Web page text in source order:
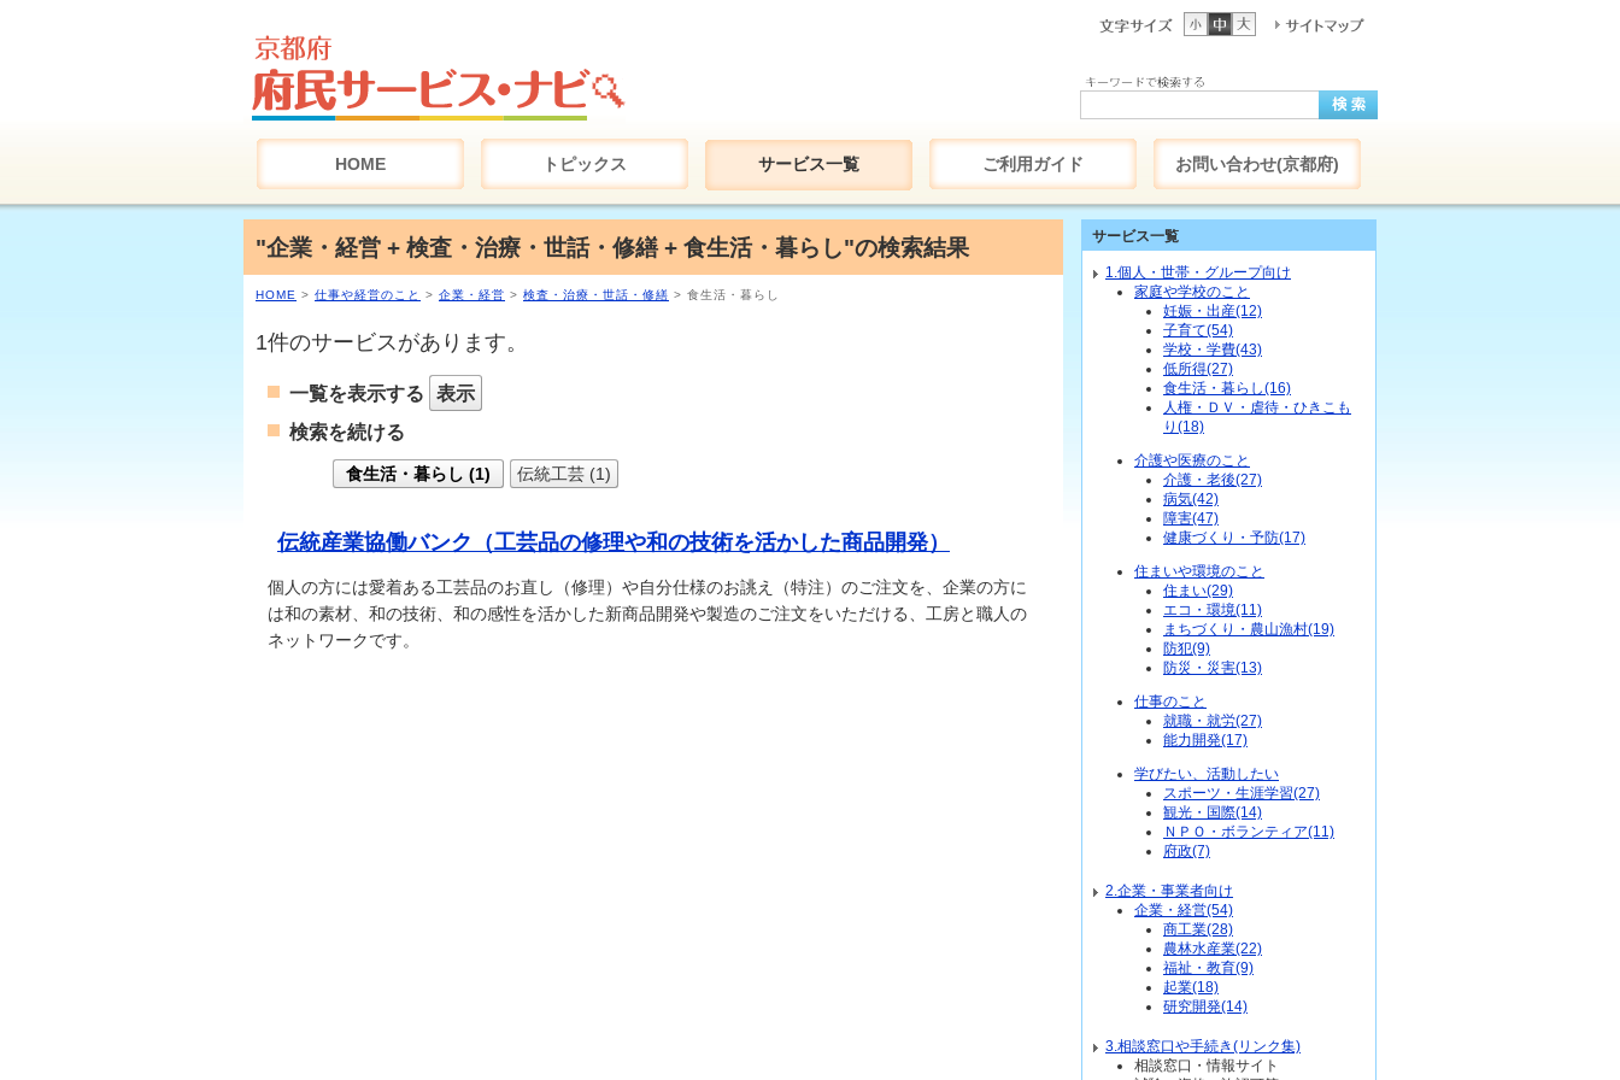
HOME トピックス サービス一覧 ご利用ガイド お問い合わせ(京都府)
"企業・経営 + 検査・治療・世話・修繕 + 食生活・暮らし"の検索結果
HOME > 仕事や経営のこと > 企業・経営 > 検査・治療・世話・修繕 > 食生活・暮らし
1件のサービスがあります。
一覧を表示する
表示
検索を続ける
食生活・暮らし (1) 伝統工芸 (1)
伝統産業協働バンク（工芸品の修理や和の技術を活かした商品開発）
個人の方には愛着ある工芸品のお直し（修理）や自分仕様のお誂え（特注）のご注文を、企業の方に
は和の素材、和の技術、和の感性を活かした新商品開発や製造のご注文をいただける、工房と職人の
ネットワークです。
サービス一覧
1.個人・世帯・グループ向け
家庭や学校のこと
妊娠・出産(12)
子育て(54)
学校・学費(43)
低所得(27)
食生活・暮らし(16)
人権・ＤＶ・虐待・ひきこも
り(18)
介護や医療のこと
介護・老後(27)
病気(42)
障害(47)
健康づくり・予防(17)
住まいや環境のこと
住まい(29)
エコ・環境(11)
まちづくり・農山漁村(19)
防犯(9)
防災・災害(13)
仕事のこと
就職・就労(27)
能力開発(17)
学びたい、活動したい
スポーツ・生涯学習(27)
観光・国際(14)
ＮＰＯ・ボランティア(11)
府政(7)
2.企業・事業者向け
企業・経営(54)
商工業(28)
農林水産業(22)
福祉・教育(9)
起業(18)
研究開発(14)
3.相談窓口や手続き(リンク集)
相談窓口・情報サイト